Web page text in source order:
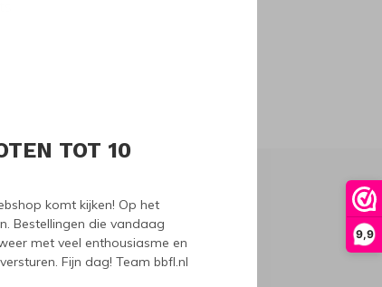
9,9
TOT 10
komt kijken! Op het
Bestellingen die vandaag
met veel enthousiasme en
Fijn dag! Team bbfl.nl